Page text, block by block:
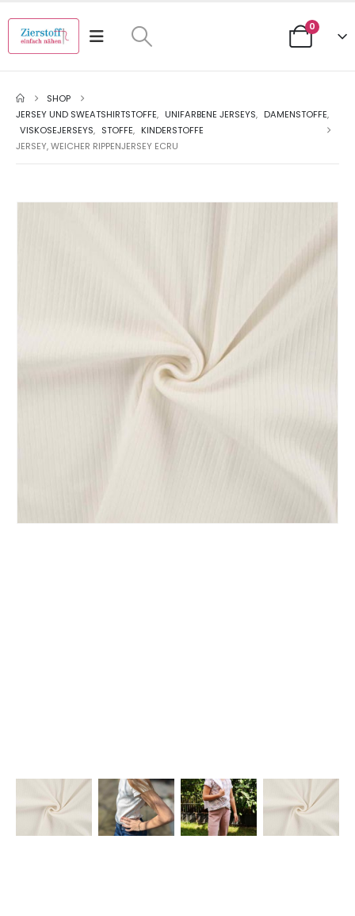
0
SHOP
JERSEY UND SWEATSHIRTSTOFFE, UNIFARBENE JERSEYS, DAMENSTOFFE,
VISKOSEJERSEYS, STOFFE, KINDERSTOFFE
JERSEY, WEICHER RIPPENJERSEY ECRU